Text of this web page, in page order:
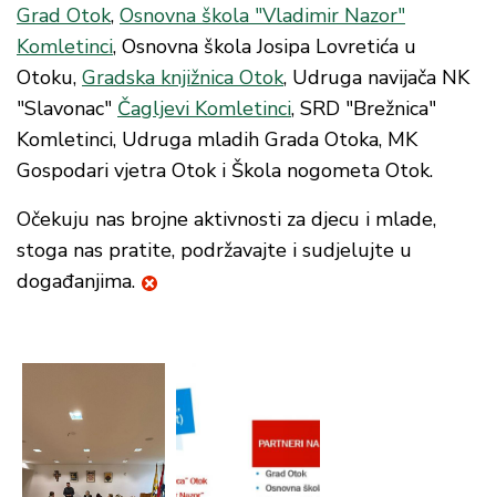
Grad Otok, Osnovna škola "Vladimir Nazor"
Komletinci, Osnovna škola Josipa Lovretića u
Otoku, Gradska knjižnica Otok, Udruga navijača NK
"Slavonac" Čagljevi Komletinci, SRD "Brežnica"
Komletinci, Udruga mladih Grada Otoka, MK
Gospodari vjetra Otok i Škola nogometa Otok.
Očekuju nas brojne aktivnosti za djecu i mlade,
stoga nas pratite, podržavajte i sudjelujte u
događanjima.